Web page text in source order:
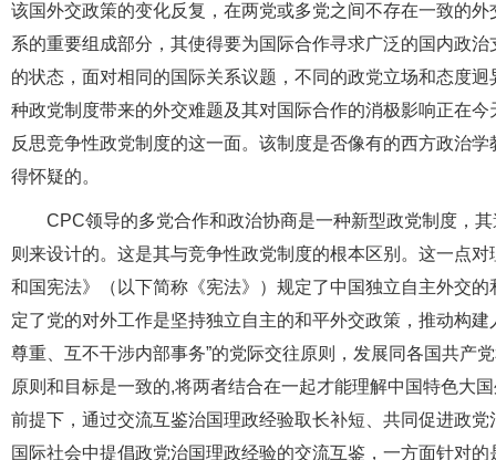
该国外交政策的变化反复，在两党或多党之间不存在一致的
系的重要组成部分，其使得要为国际合作寻求广泛的国内政
的状态，面对相同的国际关系议题，不同的政党立场和态度
种政党制度带来的外交难题及其对国际合作的消极影响正在
反思竞争性政党制度的这一面。该制度是否像有的西方政治
得怀疑的。
CPC领导的多党合作和政治协商是一种新型政党制度，
则来设计的。这是其与竞争性政党制度的根本区别。这一点
和国宪法》（以下简称《宪法》）规定了中国独立自主外交
定了党的对外工作是坚持独立自主的和平外交政策，推动构
尊重、互不干涉内部事务”的党际交往原则，发展同各国共产
原则和目标是一致的,将两者结合在一起才能理解中国特色大
前提下，通过交流互鉴治国理政经验取长补短、共同促进政
国际社会中提倡政党治国理政经验的交流互鉴，一方面针对